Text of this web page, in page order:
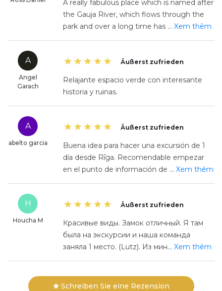
A really fabulous place which is named after
the Gauja River, which flows through the
park and over a long time has ... Xem thêm
A
Angel
Garach
Äußerst zufrieden
Relajante espacio verde con interesante
historia y ruinas.
A
abelto garcia
Äußerst zufrieden
Buena idea para hacer una excursión de 1
día desde Rīga. Recomendable empezar
en el punto de información de ... Xem thêm
H
Houcha M
Äußerst zufrieden
Красивые виды. Замок отличный. Я там
была на экскурсии и наша команда
заняла 1 место. (Lutz). Из мин... Xem thêm
Schreiben Sie eine Rezension